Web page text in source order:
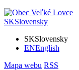
SKSlovensky
SKSlovensky
ENEnglish
Mapa webu RSS